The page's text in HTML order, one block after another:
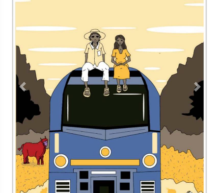
Contacto Directorio Aviso de privacidad
Copyright ©2026 Todos los derechos reservados | La Jornada
Maya